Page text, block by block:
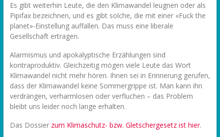
Es gibt weiterhin Leute, die den Klimawandel leugnen oder als
Pipifax bezeichnen, und es gibt solche, die mit einer «Fuck the
planet»-Einstellung auffallen. Das muss eine liberale
Gesellschaft ertragen.
Alarmismus und apokalyptische Erzählungen sind
kontraproduktiv. Gleichzeitig mögen viele Leute das Wort
Klimawandel nicht mehr hören. Ihnen sei in Erinnerung gerufen,
dass der Klimawandel keine Sommergrippe ist. Man kann ihn
verdrängen, verharmlosen oder verfluchen – das Problem
bleibt uns leider noch lange erhalten.
Das Dossier zum Klimaschutz- bzw. Gletschergesetz ist hier.